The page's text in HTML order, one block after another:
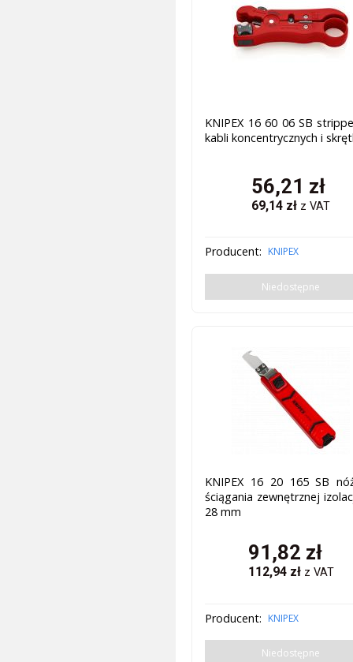
KNIPEX 16 60 06 SB
kabli koncentrycznych i
56,21 zł
69,14 zł z VAT
Producent: KNIPEX
Niedostępne
KNIPEX 16 20 165 SB
ściągania zewnętrznej
28 mm
91,82 zł
112,94zł z VAT
Producent: KNIPEX
Niedostępne